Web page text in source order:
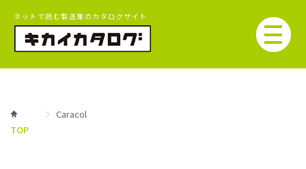
ネットで読む製造業のカタログサイト
TOP
Caracol